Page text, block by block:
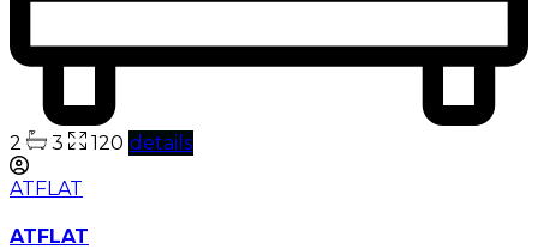
2 3 120 details
ATFLAT
ATFLAT